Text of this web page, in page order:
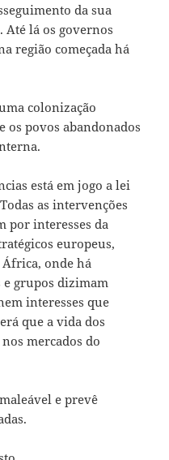
da sua
Até lá os governos
região começada há
colonização
os povos abandonados
está em jogo a lei
as intervenções
por interesses da
europeus,
África, onde há
grupos dizimam
interesses que
que a vida dos
mercados do
e prevê